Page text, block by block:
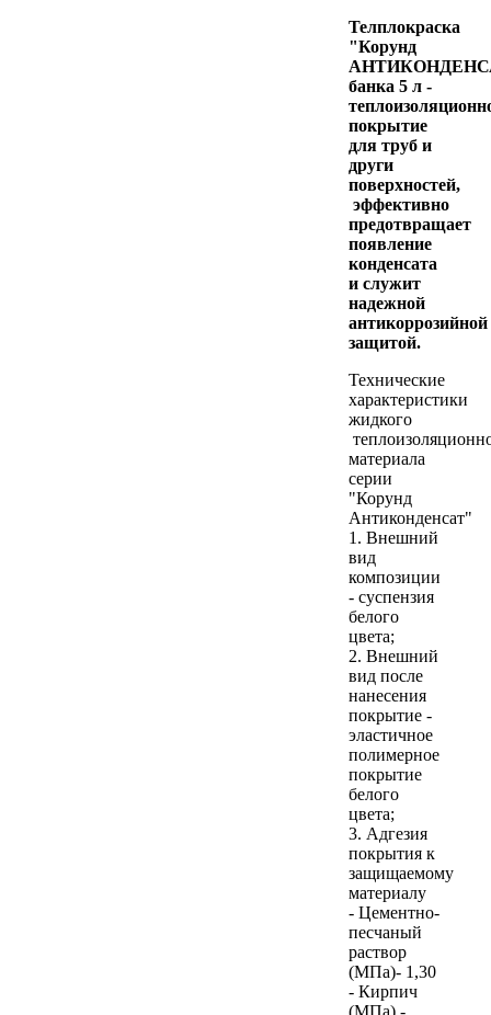
Телплокраска
"Корунд
банка 5 л -
покрытие
для труб и
други
поверхностей,
эффективно
предотвращает
появление
конденсата
и служит
надежной
антикоррозийной
защитой.
Технические
характеристики
жидкого
материала
серии
"Корунд
Антиконденсат"
1. Внешний
вид
композиции
- суспензия
белого
цвета;
2. Внешний
вид после
нанесения
покрытие -
эластичное
полимерное
покрытие
белого
цвета;
3. Адгезия
покрытия к
защищаемому
материалу
- Цементно-
песчаный
раствор
(МПа)- 1,30
- Кирпич
(МПа) -